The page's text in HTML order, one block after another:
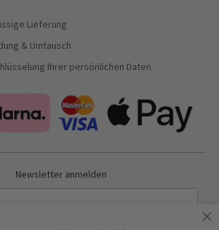
Lieferung
& Umtausch
Ihrer persönlichen Daten
Newsletter anmelden